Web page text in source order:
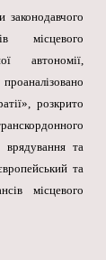
законодавчого
місцевого
автономії,
розкрито
врядування та
та
місцевого